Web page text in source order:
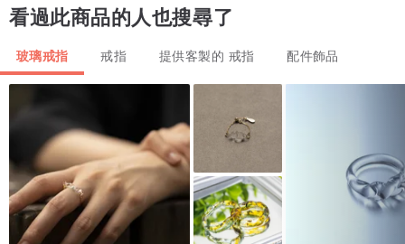
*純銀材質
*Pinkoi、蝦皮購買
#sisire #海玻璃 #海廢飾品 #海玻璃飾品 #海玻璃耳環 #永續珠寶 #永
續飾品 #海洋飾品 #貝殼飾品 #貝殼耳環 #海玻璃戒指
看過此商品的人也搜尋了
玻璃戒指 戒指 提供客製的 戒指 配件飾品